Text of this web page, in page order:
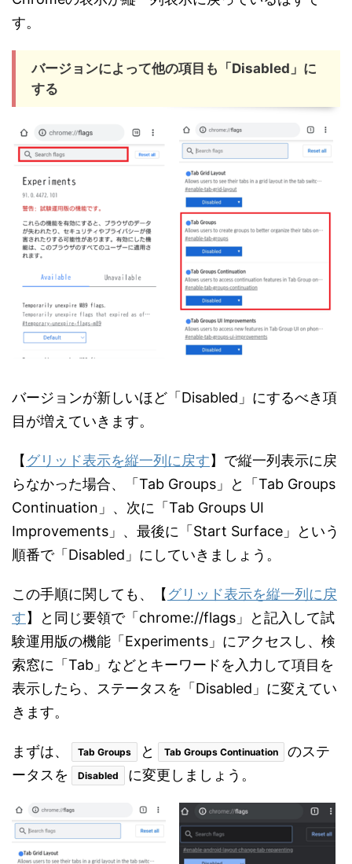
す。
バージョンによって他の項目も「Disabled」に
する
バージョンが新しいほど「Disabled」にするべき項
目が増えていきます。
【 グリッド表示を縦一列に戻す】で縦一列表示に戻
らなかった場合、「Tab Groups」と「Tab Groups
Continuation」、次に「Tab Groups UI
Improvements」、最後に「Start Surface」という
順番で「Disabled」にしていきましょう。
この手順に関しても、【 グリッド表示を縦一列に戻
す】と同じ要領で「chrome://flags」と記入して試
験運用版の機能「Experiments」にアクセスし、検
索窓に「Tab」などとキーワードを入力して項目を
表示したら、ステータスを「Disabled」に変えてい
きます。
まずは、 Tab Groups と Tab Groups Continuation
のステ
ータスを
Disabled に変更しましょう。